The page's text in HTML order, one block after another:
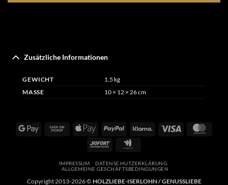
Zusätzliche Informationen
GEWICHT
1,5 kg
MASSE
10 × 12 × 26 cm
Google
Cash
Apple
PayPal Klarna
Sofort
IMPRESSUM
DATENSCHUTZERKLÄRUNG
ALLGEMEINE GESCHÄFTSBEDINGUNGEN
Copyright 2013-2026 © HOLZLIEBE-ISERLOHN / GENUSSLIEBE